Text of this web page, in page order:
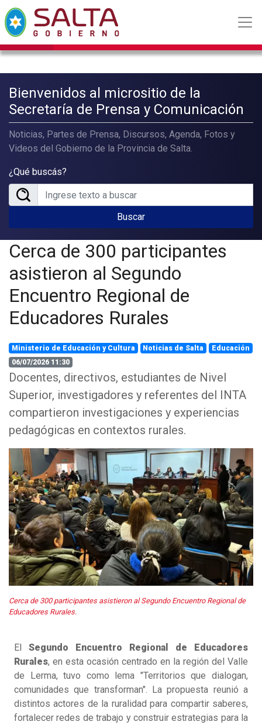
Bienvenidos al micrositio de la
Secretaría de Prensa y Comunicación
Noticias, Partes de Prensa, Discursos, Agenda, Fotos y
Videos del Gobierno de la Provincia de Salta.
¿Qué buscás?
Buscar
Cerca de 300 participantes
asistieron al Segundo
Encuentro Regional de
Educadores Rurales
Ministerio de Educación y Cultura Noticias de Salta
Educación
06/07/2026 11:30
Docentes, directivos, estudiantes de Nivel
Superior, investigadores y referentes del INTA
compartieron investigaciones y experiencias
pedagógicas en contextos rurales.
Cerca de 300 participantes asistieron al Segundo Encuentro Regional de
Educadores Rurales.
El Segundo Encuentro Regional de Educadores
Rurales, en esta ocasión centrado en la región del Valle
de Lerma, tuvo como lema "Territorios que dialogan,
comunidades que transforman". La propuesta reunió a
distintos actores de la ruralidad para compartir saberes,
fortalecer redes de trabajo y construir estrategias para la